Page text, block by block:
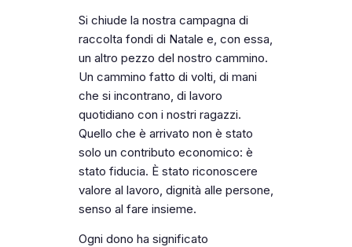
Si chiude la nostra campagna di
raccolta fondi di Natale e, con essa,
un altro pezzo del nostro cammino.
Un cammino fatto di volti, di mani
che si incontrano, di lavoro
quotidiano con i nostri ragazzi.
Quello che è arrivato non è stato
solo un contributo economico: è
stato fiducia. È stato riconoscere
valore al lavoro, dignità alle persone,
senso al fare insieme.
Ogni dono ha significato